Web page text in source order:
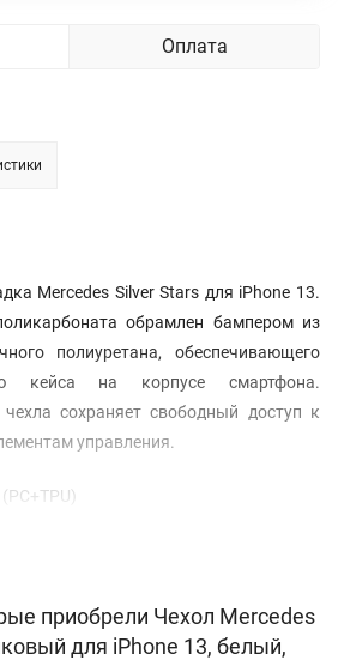
Оплата
Mercedes Silver Stars для iPhone 13.
обрамлен бампером из
полиуретана, обеспечивающего
кейса на корпусе смартфона.
сохраняет свободный доступ к
управления.
(PC+TPU)
приобрели Чехол Mercedes
для iPhone 13, белый,